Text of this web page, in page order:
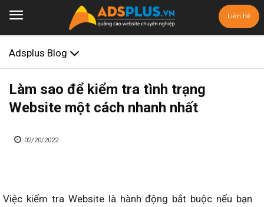
Liên hệ
Adsplus Blog
Làm sao để kiểm tra tình trạng
Website một cách nhanh nhất
02/20/2022
Việc kiểm tra Website là hành động bắt buộc nếu bạn